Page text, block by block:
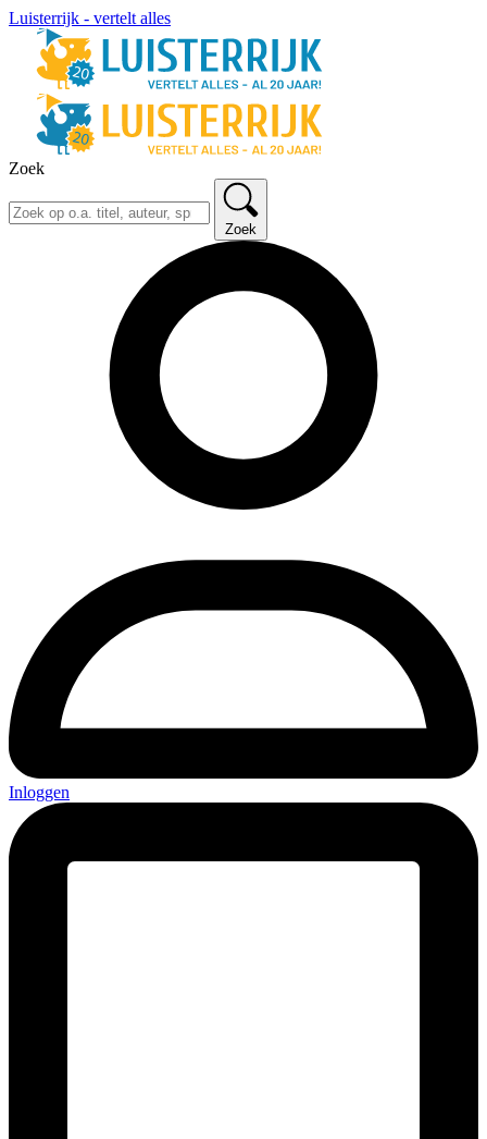
Luisterrijk - vertelt alles
Zoek
Zoek
Inloggen